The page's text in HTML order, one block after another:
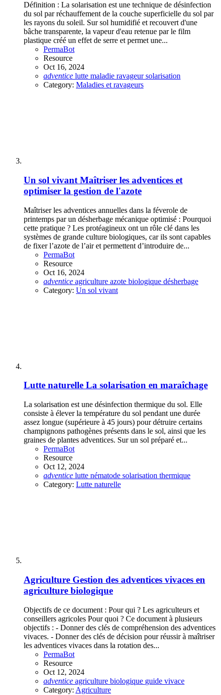
Définition : La solarisation est une technique de désinfection
du sol par réchauffement de la couche superficielle du sol par
les rayons du soleil. Sur sol humidifié et recouvert d'une
bâche transparente, la vapeur d'eau retenue par le film
plastique créé un effet de serre et permet une...
PermaBot
Resource
Oct 16, 2024
adventice lutte maladie ravageursolarisation
Category: Maladies et ravageurs
Un sol vivant Maîtriser les adventices et
optimiser la gestion de l'azote
Maîtriser les adventices annuelles dans la féverole de
printemps par un désherbage mécanique optimisé : Pourquoi
cette pratique ? Les protéagineux ont un rôle clé dans les
systèmes de grande culture biologiques, car ils sont capables
de fixer l’azote de l’air et permettent d’introduire de...
PermaBot
Resource
Oct 16, 2024
adventice agriculture azote biologique désherbage
Category: Un sol vivant
Lutte naturelle La solarisation en maraîchage
La solarisation est une désinfection thermique du sol. Elle
consiste à élever la température du sol pendant une durée
assez longue (supérieure à 45 jours) pour détruire certains
champignons pathogènes présents dans le sol, ainsi que les
graines de plantes adventices. Sur un sol préparé et...
PermaBot
Resource
Oct 12, 2024
adventice lutte nématode solarisation thermique
Category: Lutte naturelle
Agriculture Gestion des adventices vivaces en
agriculture biologique
Objectifs de ce document : Pour qui ? Les agriculteurs et
conseillers agricoles Pour quoi ? Ce document à plusieurs
objectifs : - Donner des clés de compréhension des adventices
vivaces. - Donner des clés de décision pour réussir à maîtriser
les adventices vivaces dans la rotation des...
PermaBot
Resource
Oct 12, 2024
adventice agriculture biologique guide vivace
Category: Agriculture